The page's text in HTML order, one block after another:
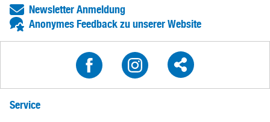
Newsletter Anmeldung
Anonymes Feedback zu unserer Website
Service